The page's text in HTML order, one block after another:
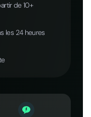
de 10+
les 24 heures